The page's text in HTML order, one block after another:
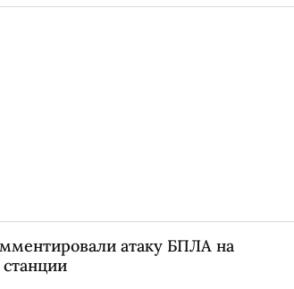
атаку БПЛА на